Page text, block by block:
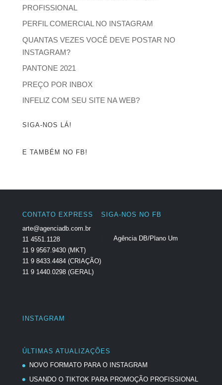
PROFISSIONAL
PERFIL COMERCIAL NO INSTAGRAM
QUANTAS VEZES VOCÊ DEVE POSTAR NO
INSTAGRAM?
PANTONE 2021
PREÇO POR INBOX
INFELIZ COM SEU SITE NA WEB?
SIGA-NOS LÁ!
E TAMBÉM NO FB!
CONTATO EXPRESS
arte@agenciadb.com.br
11 4551.1128
11 9 9567.9430 (MKT)
11 9 8433.4484 (CRIAÇÃO)
11 9 1440.0298 (GERAL)
SIGA-NOS NO FB
Agência DB/Plano Um
INSTAGRAM
ÚLTIMAS ATUALIZAÇÕES
NOVO FORMATO PARA O INSTAGRAM
USANDO O TIKTOK PARA PROMOÇÃO PROFISSIONAL